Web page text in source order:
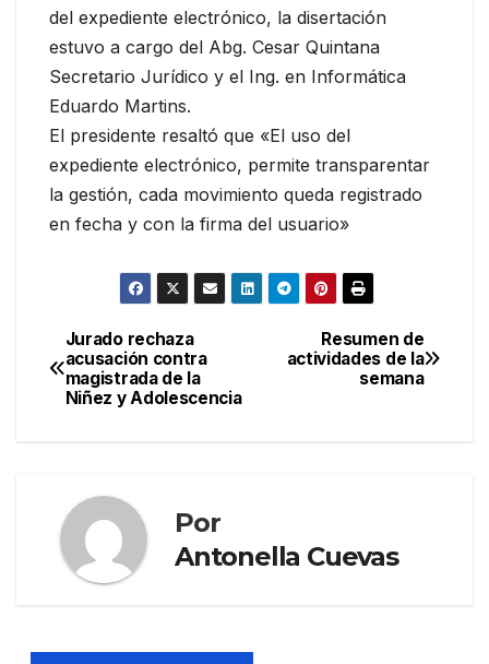
del expediente electrónico, la disertación
estuvo a cargo del Abg. Cesar Quintana
Secretario Jurídico y el Ing. en Informática
Eduardo Martins.
El presidente resaltó que «El uso del
expediente electrónico, permite transparentar
la gestión, cada movimiento queda registrado
en fecha y con la firma del usuario»
Navegación
de
Resumen de
actividades de la
semana
Jurado rechaza
acusación contra
magistrada de la
Niñez y Adolescencia
Por
Antonella Cuevas